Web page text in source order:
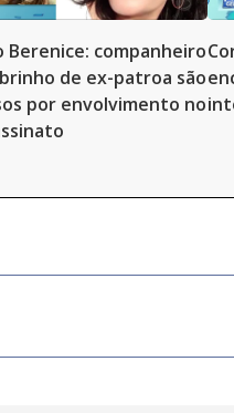
Berenice: companheiro
de ex-patroa são
por envolvimento no